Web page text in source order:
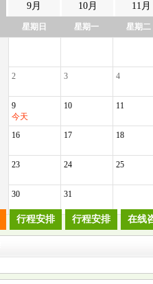
9月 10月 11月
星期日 星期一 星期二
2 3 4
9
今天
10 11
16 17 18
23 24 25
30 31
行程安排 行程安排 在线